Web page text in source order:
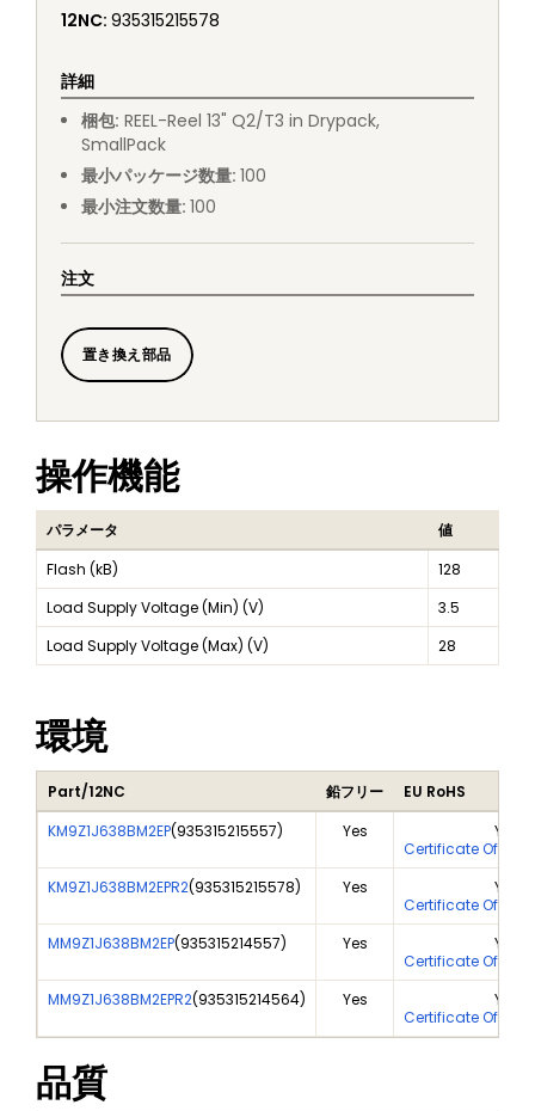
12NC: 935315215578
詳細
梱包: REEL-Reel 13" Q2/T3 in Drypack,
SmallPack
最小パッケージ数量: 100
最小注文数量: 100
注文
置き換え部品
操作機能
パラメータ
値
Flash (kB)
128
Load Supply Voltage (Min) (V)
3.5
Load Supply Voltage (Max) (V)
28
環境
Part/12NC 鉛フリー
EU RoHS
KM9Z1J638BM2EP(935315215557) Yes
Yes
Certificate Of
KM9Z1J638BM2EPR2(935315215578) Yes
Yes
Certificate Of
MM9Z1J638BM2EP(935315214557) Yes
Yes
Certificate Of
MM9Z1J638BM2EPR2(935315214564) Yes
Yes
Certificate Of
品質